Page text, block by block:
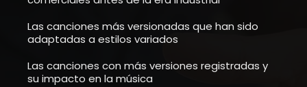
Las canciones más versionadas que han sido
adaptadas a estilos variados
Las canciones con más versiones registradas y
su impacto en la música